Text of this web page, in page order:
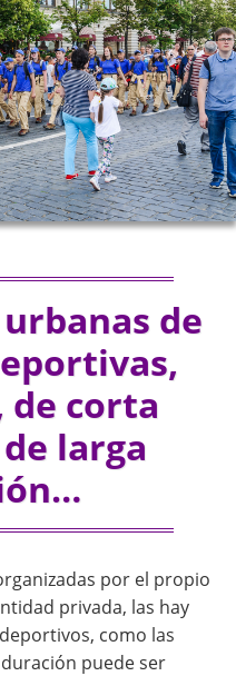
de
corta
larga
por el propio
privada, las hay
como las
puede ser